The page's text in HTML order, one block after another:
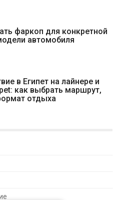
фаркоп для конкретной
автомобиля
в Египет на лайнере и
как выбрать маршрут,
отдыха